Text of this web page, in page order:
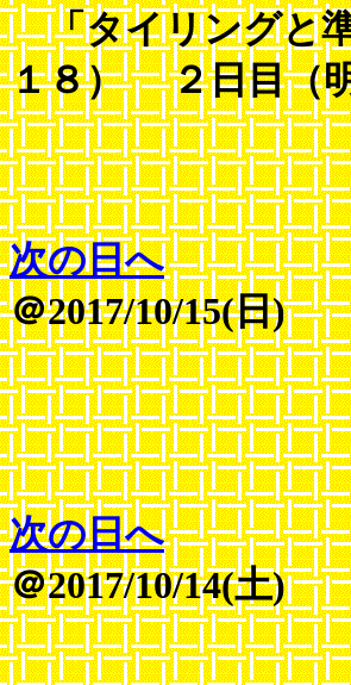
「タイリングと準
１８） ２日目（
次の日へ
＠2017/10/15(日)
次の日へ
＠2017/10/14(土)